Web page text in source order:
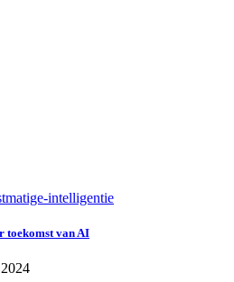
intelligentie
toekomst van AI